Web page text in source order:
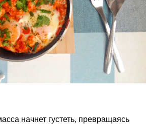
начнет густеть, превращаясь